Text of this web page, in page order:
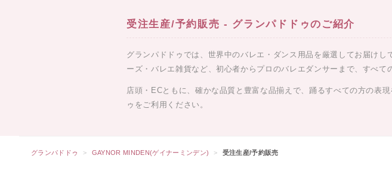
受注生産/予約販売 - グランパドドゥのご紹介
グランパドドゥでは、世界中のバレエ・ダンス用品を厳選してお届け
ーズ・バレエ雑貨など、初心者からプロのバレエダンサーまで、すべて
店頭・ECともに、確かな品質と豊富な品揃えで、踊るすべての方の表
ゥをご利用ください。
グランパドドゥ GAYNOR MINDEN(ゲイナーミンデン) 受注生産/予約販売